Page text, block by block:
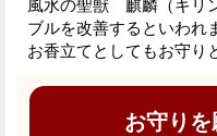
風水の聖獣 麒麟（キリ
ブルを改善するといわれ
お香立てとしてもお守り
お守り